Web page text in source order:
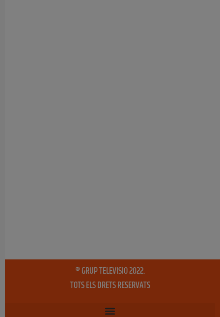
® GRUP TELEVISIO 2022.
TOTS ELS DRETS RESERVATS